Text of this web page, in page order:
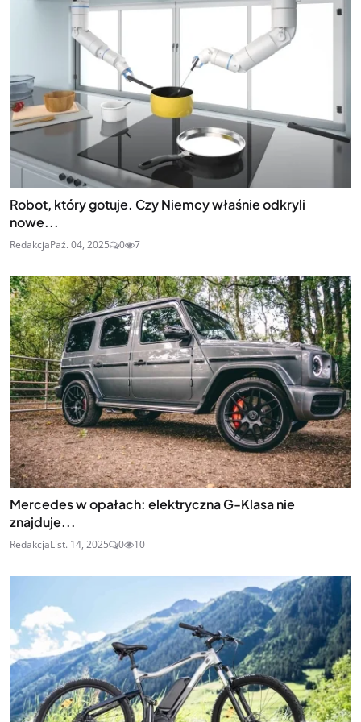
Robot, który gotuje. Czy Niemcy właśnie odkryli
nowe...
RedakcjaPaź. 04, 2025 0 7
Mercedes w opałach: elektryczna G-Klasa nie
znajduje...
RedakcjaList. 14, 2025 0 10